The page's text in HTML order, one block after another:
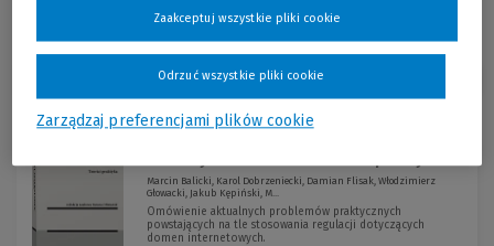
Marcin Balicki, Karol Dobrzeniecki, Damian Flisak, Włodzimierz
Głowacki, Jakub Kępiński, M...
Omówienie aktualnych problemów praktycznych
powstających na tle stosowania regulacji dotyczących
domen internetowych.
Zarządzaj preferencjami plików cookie
Odrzuć wszystkie pliki cookie
Zaakceptuj wszystkie pliki cookie